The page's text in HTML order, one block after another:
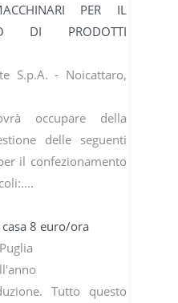
PER IL
DI PRODOTTI
S.p.A. - Noicattaro,
occupare della
delle seguenti
il confezionamento
8 euro/ora
Tutto questo